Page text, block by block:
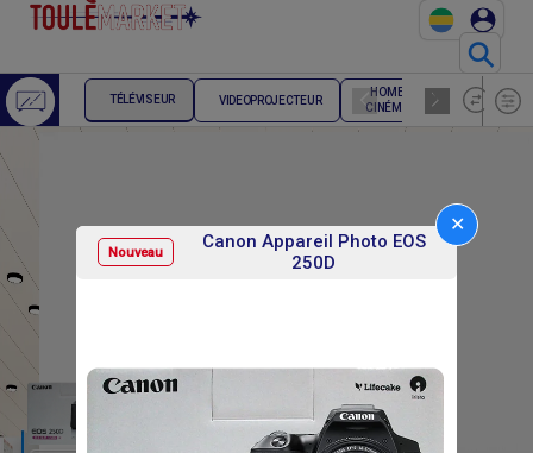
⚲
Nouveau
Canon Appareil Photo EOS
250D
✕
TÉLÉVISEUR VIDEOPROJECTEUR
HOME
CINÉMA
ENCEINTE
HIFI